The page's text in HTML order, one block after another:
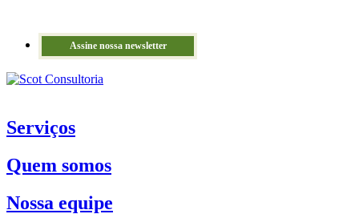
Assine nossa newsletter
Serviços
Quem somos
Nossa equipe